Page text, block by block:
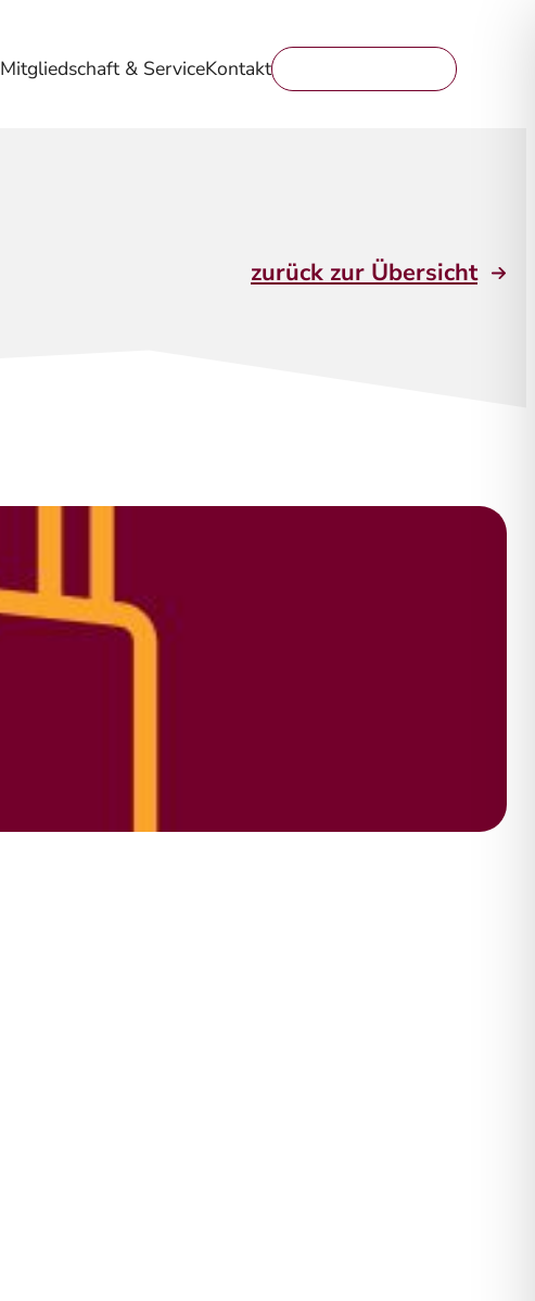
Mitgliedschaft & ServiceKontakt
zurück zur Übersicht